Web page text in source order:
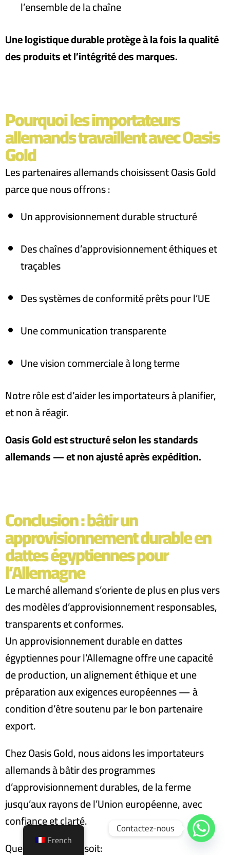
l’ensemble de la chaîne
Une logistique durable protège à la fois la qualité
des produits et l’intégrité des marques.
Pourquoi les importateurs
allemands travaillent avec Oasis
Gold
Les partenaires allemands choisissent Oasis Gold
parce que nous offrons :
Un approvisionnement durable structuré
Des chaînes d’approvisionnement éthiques et
traçables
Des systèmes de conformité prêts pour l’UE
Une communication transparente
Une vision commerciale à long terme
Notre rôle est d’aider les importateurs à planifier,
et non à réagir.
Oasis Gold est structuré selon les standards
allemands — et non ajusté après expédition.
Conclusion : bâtir un
approvisionnement durable en
dattes égyptiennes pour
l’Allemagne
Le marché allemand s’oriente de plus en plus vers
des modèles d’approvisionnement responsables,
transparents et conformes.
Un approvisionnement durable en dattes
égyptiennes pour l’Allemagne offre une capacité
de production, un alignement éthique et une
préparation aux exigences européennes — à
condition d’être soutenu par le bon partenaire
export.
Chez Oasis Gold, nous aidons les importateurs
allemands à bâtir des programmes
d’approvisionnement durables, de la ferme
jusqu’aux rayons de l’Union européenne, avec
confiance et clarté.
Que votre objectif soit:
French
Contactez-nous